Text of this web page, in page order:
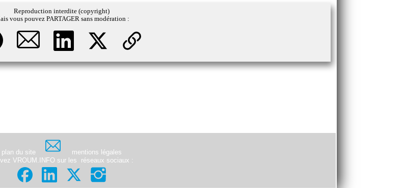
Reproduction interdite (copyright)
vous pouvez PARTAGER sans modération :
plan du site
mentions légales
VROUM.INFO sur les
réseaux sociaux :